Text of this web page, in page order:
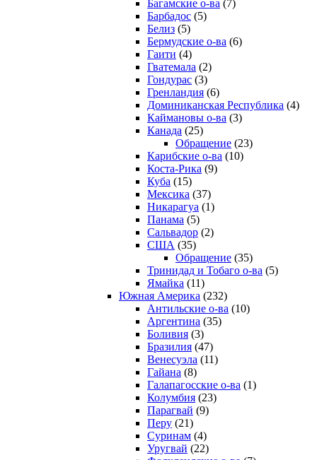
Багамские о-ва (7)
Барбадос (5)
Белиз (5)
Бермудские о-ва (6)
Гаити (4)
Гватемала (2)
Гондурас (3)
Гренландия (6)
Доминиканская Республика (4)
Каймановы о-ва (3)
Канада (25)
Обращение (23)
Карибские о-ва (10)
Коста-Рика (9)
Куба (15)
Мексика (37)
Никарагуа (1)
Панама (5)
Сальвадор (2)
США (35)
Обращение (35)
Тринидад и Тобаго о-ва (5)
Ямайка (11)
Южная Америка (232)
Антильские о-ва (10)
Аргентина (35)
Боливия (3)
Бразилия (47)
Венесуэла (11)
Гайана (8)
Галапагосские о-ва (1)
Колумбия (23)
Парагвай (9)
Перу (21)
Суринам (4)
Уругвай (22)